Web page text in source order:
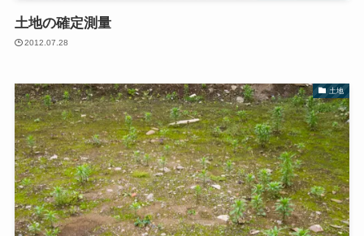
土地の確定測量
2012.07.28
土地